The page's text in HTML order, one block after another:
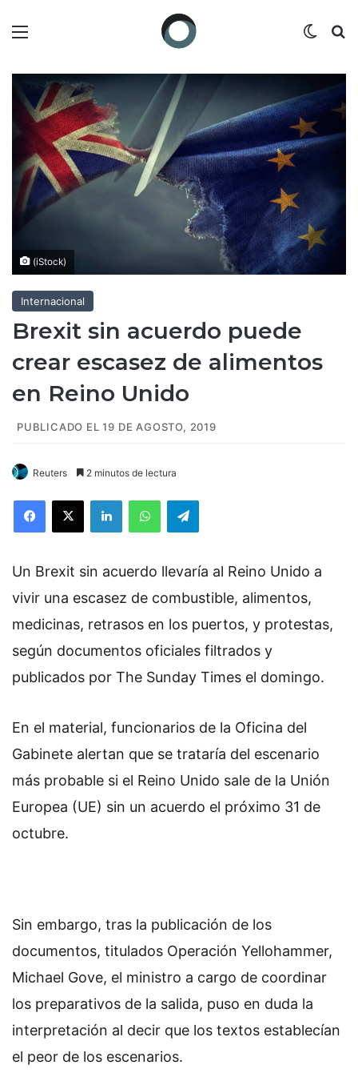
(iStock)
Internacional
Brexit sin acuerdo puede
crear escasez de alimentos
en Reino Unido
PUBLICADO EL 19 DE AGOSTO, 2019
Reuters 2 minutos de lectura
Un Brexit sin acuerdo llevaría al Reino Unido a
vivir una escasez de combustible, alimentos,
medicinas, retrasos en los puertos, y protestas,
según documentos oficiales filtrados y
publicados por The Sunday Times el domingo.
En el material, funcionarios de la Oficina del
Gabinete alertan que se trataría del escenario
más probable si el Reino Unido sale de la Unión
Europea (UE) sin un acuerdo el próximo 31 de
octubre.
Sin embargo, tras la publicación de los
documentos, titulados Operación Yellohammer,
Michael Gove, el ministro a cargo de coordinar
los preparativos de la salida, puso en duda la
interpretación al decir que los textos establecían
el peor de los escenarios.